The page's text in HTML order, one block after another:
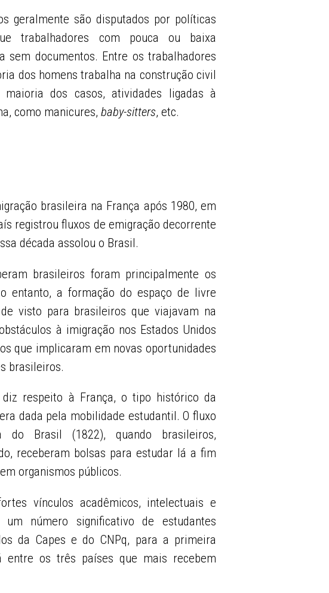
geralmente são disputados por políticas
trabalhadores com pouca ou baixa
sem documentos. Entre os trabalhadores
dos homens trabalha na construção civil
dos casos, atividades ligadas à
como manicures, baby-sitters, etc.
brasileira na França após 1980, em
registrou fluxos de emigração decorrente
década assolou o Brasil.
brasileiros foram principalmente os
entanto, a formação do espaço de livre
visto para brasileiros que viajavam na
à imigração nos Estados Unidos
que implicaram em novas oportunidades
brasileiros.
respeito à França, o tipo histórico da
dada pela mobilidade estudantil. O fluxo
do Brasil (1822), quando brasileiros,
receberam bolsas para estudar lá a fim
organismos públicos.
vínculos acadêmicos, intelectuais e
número significativo de estudantes
da Capes e do CNPq, para a primeira
entre os três países que mais recebem